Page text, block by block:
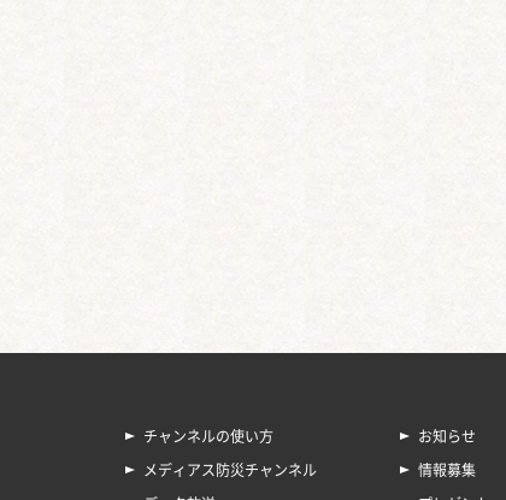
チャンネルの使い方
メディアス防災チャンネル
お知らせ
情報募集